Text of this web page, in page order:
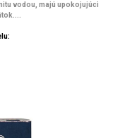
vodou, majú upokojujúci